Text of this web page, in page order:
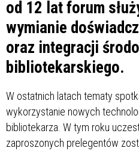
od 12 lat forum
wymianie
oraz integracji
bibliotekarskiego.
W ostatnich latach tematy
wykorzystanie nowych
bibliotekarza. W tym roku
zaproszonych prelegentów